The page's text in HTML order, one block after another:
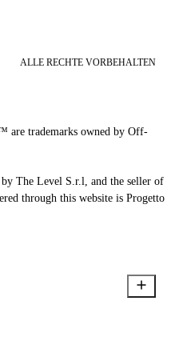
ALLE RECHTE VORBEHALTEN
trademarks owned by Off-
The Level S.r.l, and the seller of
through this website is Progetto